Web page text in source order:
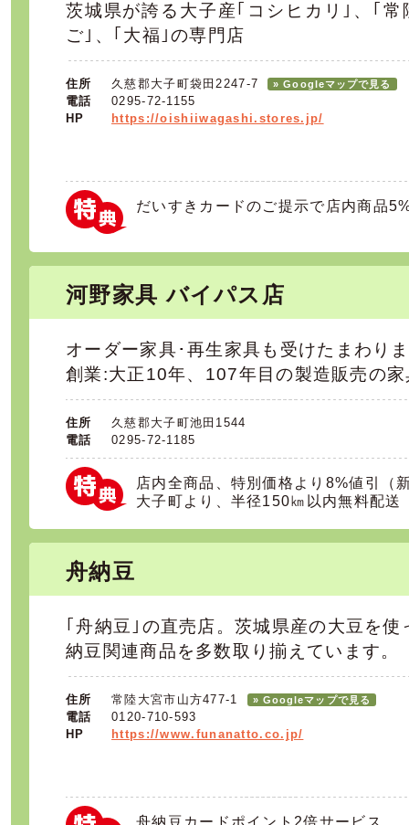
茨城県が誇る大子産｢コシヒカリ｣、｢
ご｣、｢大福｣の専門店
住所 久慈郡大子町袋田2247-7 » Googleマップで見る
電話
0295-72-1155
HP
https://oishiiwagashi.stores.jp/
だいすきカードのご提示で店内商品
河野家具 バイパス店
オーダー家具･再生家具も受けたまわ
創業:大正10年、107年目の製造販売の
住所
久慈郡大子町池田1544
電話
0295-72-1185
店内全商品、特別価格より8%値引（
大子町より、半径150㎞以内無料配送
舟納豆
｢舟納豆｣の直売店。茨城県産の大豆を
納豆関連商品を多数取り揃えています。
住所 常陸大宮市山方477-1 » Googleマップで見る
電話
0120-710-593
HP
https://www.funanatto.co.jp/
舟納豆カードポイント2倍サービス